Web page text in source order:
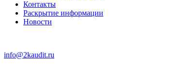
Контакты
Раскрытие информации
Новости
info@2kaudit.ru